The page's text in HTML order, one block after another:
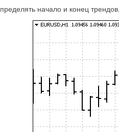
начало и конец